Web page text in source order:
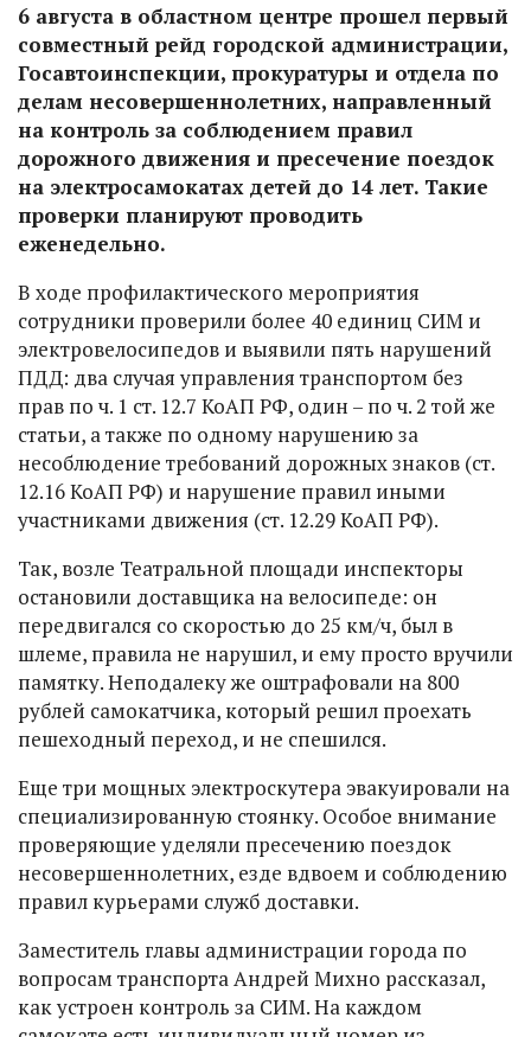
6 августа в областном центре прошел первый
совместный рейд городской администрации,
Госавтоинспекции, прокуратуры и отдела по
делам несовершеннолетних, направленный
на контроль за соблюдением правил
дорожного движения и пресечение поездок
на электросамокатах детей до 14 лет. Такие
проверки планируют проводить
еженедельно.
В ходе профилактического мероприятия
сотрудники проверили более 40 единиц СИМ и
электровелосипедов и выявили пять нарушений
ПДД: два случая управления транспортом без
прав по ч. 1 ст. 12.7 КоАП РФ, один – по ч. 2 той же
статьи, а также по одному нарушению за
несоблюдение требований дорожных знаков (ст.
12.16 КоАП РФ) и нарушение правил иными
участниками движения (ст. 12.29 КоАП РФ).
Так, возле Театральной площади инспекторы
остановили доставщика на велосипеде: он
передвигался со скоростью до 25 км/ч, был в
шлеме, правила не нарушил, и ему просто вручили
памятку. Неподалеку же оштрафовали на 800
рублей самокатчика, который решил проехать
пешеходный переход, и не спешился.
Еще три мощных электроскутера эвакуировали на
специализированную стоянку. Особое внимание
проверяющие уделяли пресечению поездок
несовершеннолетних, езде вдвоем и соблюдению
правил курьерами служб доставки.
Заместитель главы администрации города по
вопросам транспорта Андрей Михно рассказал,
как устроен контроль за СИМ. На каждом